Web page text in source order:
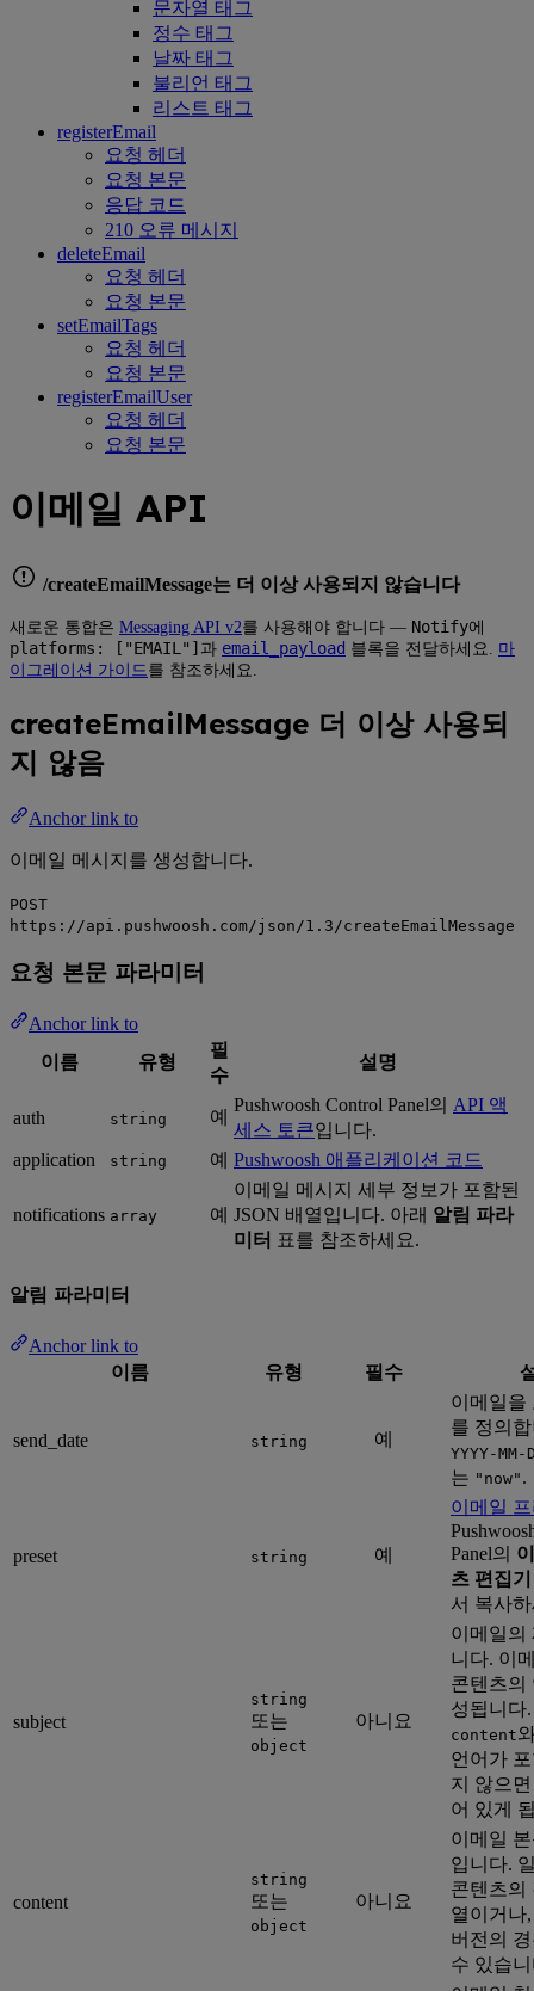
문자열 태그
정수 태그
날짜 태그
불리언 태그
리스트 태그
registerEmail
요청 헤더
요청 본문
응답 코드
210 오류 메시지
deleteEmail
요청 헤더
요청 본문
setEmailTags
요청 헤더
요청 본문
registerEmailUser
요청 헤더
요청 본문
이메일 API
/createEmailMessage는 더 이상 사용되지 않습니다
새로운 통합은 Messaging API v2를 사용해야 합니다 — Notify에
platforms: ["EMAIL"] 과 email_payload 블록을 전달하세요. 마
이그레이션 가이드 를 참조하세요.
createEmailMessage 더 이상 사용되
지 않음
Anchor link to
이메일 메시지를 생성합니다.
POST
https://api.pushwoosh.com/json/1.3/createEmailMessage
요청 본문 파라미터
Anchor link to
이름
유형
필
수
설명
auth string 예
Pushwoosh Control Panel의 API 액
세스 토큰입니다.
application
string 예 Pushwoosh 애플리케이션 코드
notifications array 예
이메일 메시지 세부 정보가 포함된
JSON 배열입니다. 아래 알림 파라
미터 표를 참조하세요.
알림 파라미터
Anchor link to
이름
유형 필수
send_date string 예
이메일을
를 정의
YYYY-MM-
는 "now" .
preset string 예
이메일
Panel의
츠 편집기
서 복사
subject
string
또는
object
아니요
이메일의
니다. 이
콘텐츠의
성됩니다
content
언어가
지 않으
어 있게
content
string
또는
object
아니요
이메일
입니다.
콘텐츠의
열이거나
버전의
수 있습